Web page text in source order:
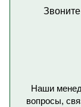
Наши
вопросы,